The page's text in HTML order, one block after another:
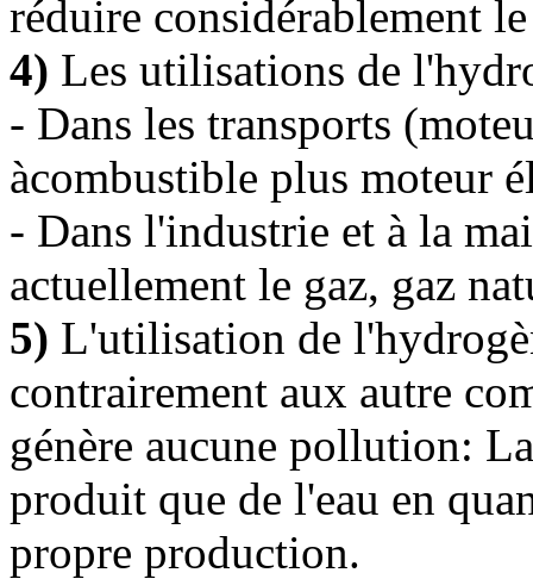
réduire considérablement
4) Les utilisations de
- Dans les transports
àcombustible plus moteur
- Dans l'industrie et à la
actuellement le gaz, gaz
5) L'utilisation de
contrairement aux autre
génère aucune pollution:
produit que de l'eau en
propre production.